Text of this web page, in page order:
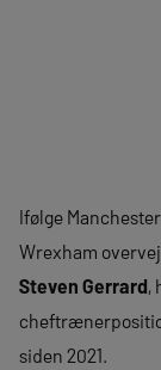
Ifølge
Wrexham
Steven Gerrard,
siden 2021.